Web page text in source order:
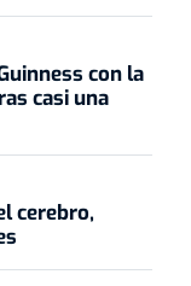
con la
casi una
cerebro,